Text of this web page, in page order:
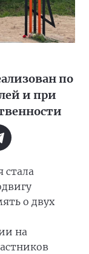
по
и при
стала
о двух
на